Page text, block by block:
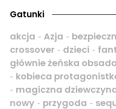
Gatunki
akcja - Azja -
crossover - dzieci -
głównie żeńska
- kobieca
- magiczna
nowy - przygoda -